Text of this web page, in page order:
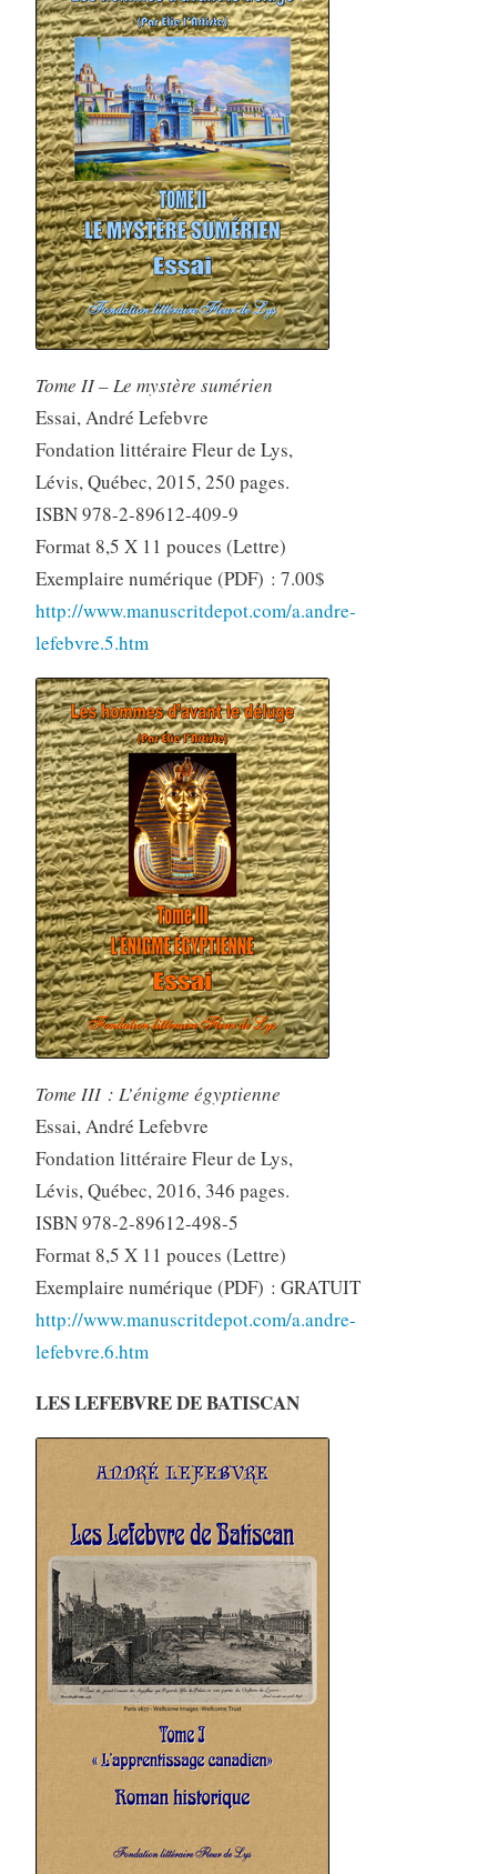
Tome II – Le mystère sumérien
Essai, André Lefebvre
Fondation littéraire Fleur de Lys,
Lévis, Québec, 2015, 250 pages.
ISBN 978-2-89612-409-9
Format 8,5 X 11 pouces (Lettre)
Exemplaire numérique (PDF) : 7.00$
http://www.manuscritdepot.com/a.andre-
lefebvre.5.htm
Tome III : L’énigme égyptienne
Essai, André Lefebvre
Fondation littéraire Fleur de Lys,
Lévis, Québec, 2016, 346 pages.
ISBN 978-2-89612-498-5
Format 8,5 X 11 pouces (Lettre)
Exemplaire numérique (PDF) : GRATUIT
http://www.manuscritdepot.com/a.andre-
lefebvre.6.htm
LES LEFEBVRE DE BATISCAN